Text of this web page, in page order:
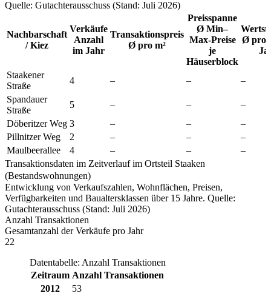
Quelle: Gutachterausschuss (Stand: Juli 2026)
Nachbarschaft
/ Kiez
Verkäufe
Anzahl
im Jahr
Transaktionspreis
Ø pro m²
Preisspanne
Ø Min–
Max-Preise
je
Häuserblock
Ø pro
Staakener
Straße
4 – –
–
Spandauer
Straße
5 – –
–
Döberitzer Weg 3 – –
–
Pillnitzer Weg
2 – –
–
Maulbeerallee
4 – –
–
Transaktionsdaten im Zeitverlauf im Ortsteil Staaken
(Bestandswohnungen)
Entwicklung von Verkaufszahlen, Wohnflächen, Preisen,
Verfügbarkeiten und Baualtersklassen über 15 Jahre. Quelle:
Gutachterausschuss (Stand: Juli 2026)
Anzahl Transaktionen
Gesamtanzahl der Verkäufe pro Jahr
22
Datentabelle: Anzahl Transaktionen
Zeitraum Anzahl Transaktionen
2012
53